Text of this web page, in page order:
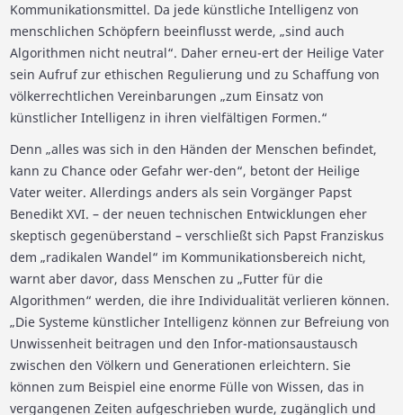
Kommunikationsmittel. Da jede künstliche Intelligenz von
menschlichen Schöpfern beeinflusst werde, „sind auch
Algorithmen nicht neutral“. Daher erneu-ert der Heilige Vater
sein Aufruf zur ethischen Regulierung und zu Schaffung von
völkerrechtlichen Vereinbarungen „zum Einsatz von
künstlicher Intelligenz in ihren vielfältigen Formen.“
Denn „alles was sich in den Händen der Menschen befindet,
kann zu Chance oder Gefahr wer-den“, betont der Heilige
Vater weiter. Allerdings anders als sein Vorgänger Papst
Benedikt XVI. – der neuen technischen Entwicklungen eher
skeptisch gegenüberstand – verschließt sich Papst Franziskus
dem „radikalen Wandel“ im Kommunikationsbereich nicht,
warnt aber davor, dass Menschen zu „Futter für die
Algorithmen“ werden, die ihre Individualität verlieren können.
„Die Systeme künstlicher Intelligenz können zur Befreiung von
Unwissenheit beitragen und den Infor-mationsaustausch
zwischen den Völkern und Generationen erleichtern. Sie
können zum Beispiel eine enorme Fülle von Wissen, das in
vergangenen Zeiten aufgeschrieben wurde, zugänglich und